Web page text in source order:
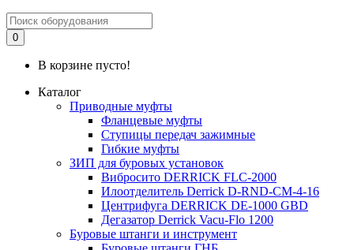
0
В корзине пусто!
Каталог
Приводные муфты
Фланцевые муфты
Ступицы передач зажимные
Гибкие муфты
ЗИП для буровых установок
Вибросито DERRICK FLC-2000
Илоотделитель Derrick D-RND-CM-4-16
Центрифуга DERRICK DE-1000 GBD
Дегазатор Derrick Vacu-Flo 1200
Буровые штанги и инструмент